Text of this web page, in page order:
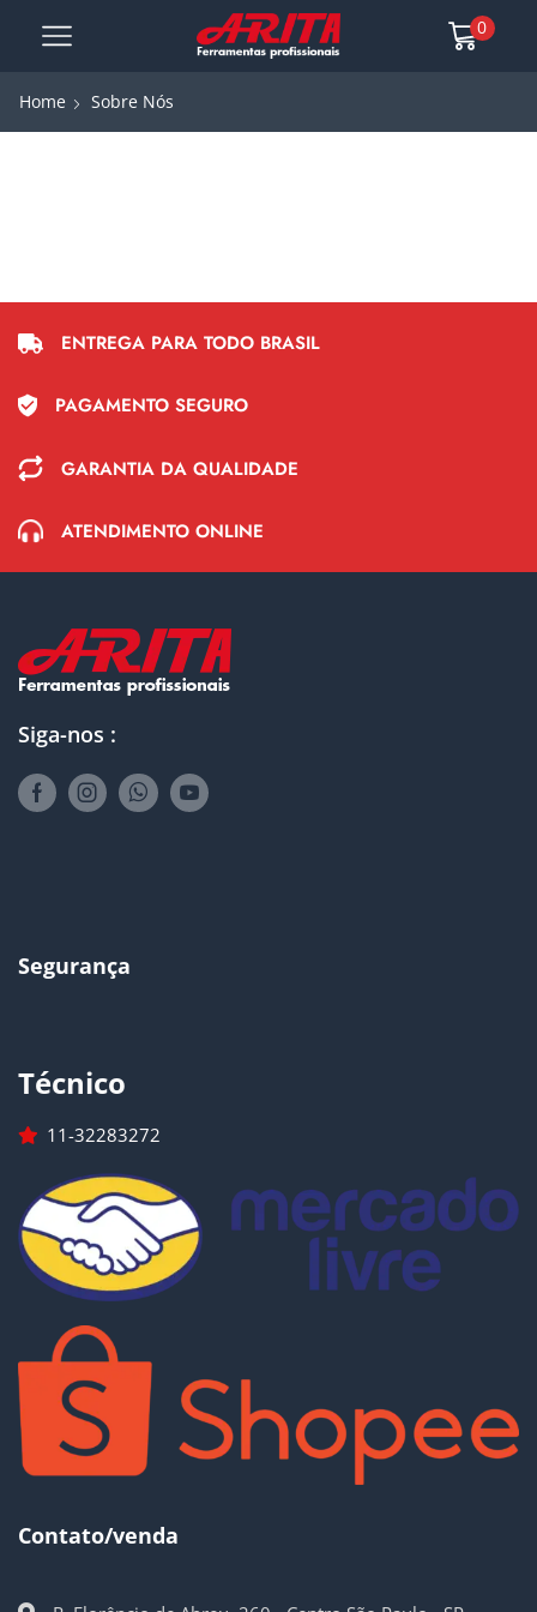
0
Home Sobre Nós
ENTREGA PARA TODO BRASIL
PAGAMENTO SEGURO
GARANTIA DA QUALIDADE
ATENDIMENTO ONLINE
Siga-nos :
Segurança
Técnico
11-32283272
Contato/venda